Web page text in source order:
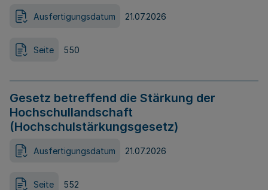
Ausfertigungsdatum 21.07.2026
Seite 550
Gesetz betreffend die Stärkung der
Hochschullandschaft
(Hochschulstärkungsgesetz)
Ausfertigungsdatum 21.07.2026
Seite 552